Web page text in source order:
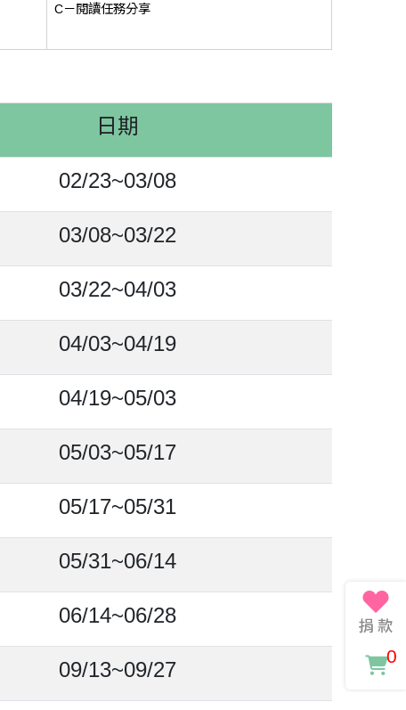
C－閱讀任務分享
日期
02/23~03/08
03/08~03/22
03/22~04/03
04/03~04/19
04/19~05/03
05/03~05/17
05/17~05/31
05/31~06/14
06/14~06/28
09/13~09/27
0